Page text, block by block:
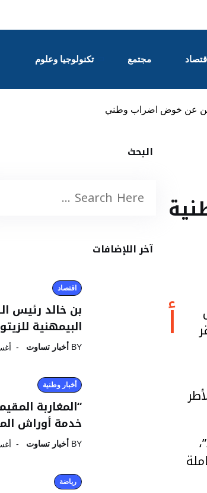
اقتصاد مجتمع تكنولوجيا وعلوم
تعلن عن خوض اضراب وطني
أ
وتسوية شاملة
البحث
آخر اللإضافات
اقتصاد
بن خالد رئيس
البيمهنية
BY أخبار تساوت
أخبار وطنية
“المغاربة
خدمة أوراش
BY أخبار تساوت
رياضة